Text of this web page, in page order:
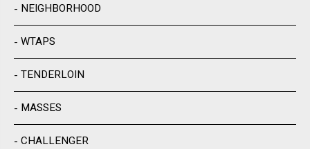
NEIGHBORHOOD
WTAPS
TENDERLOIN
MASSES
CHALLENGER